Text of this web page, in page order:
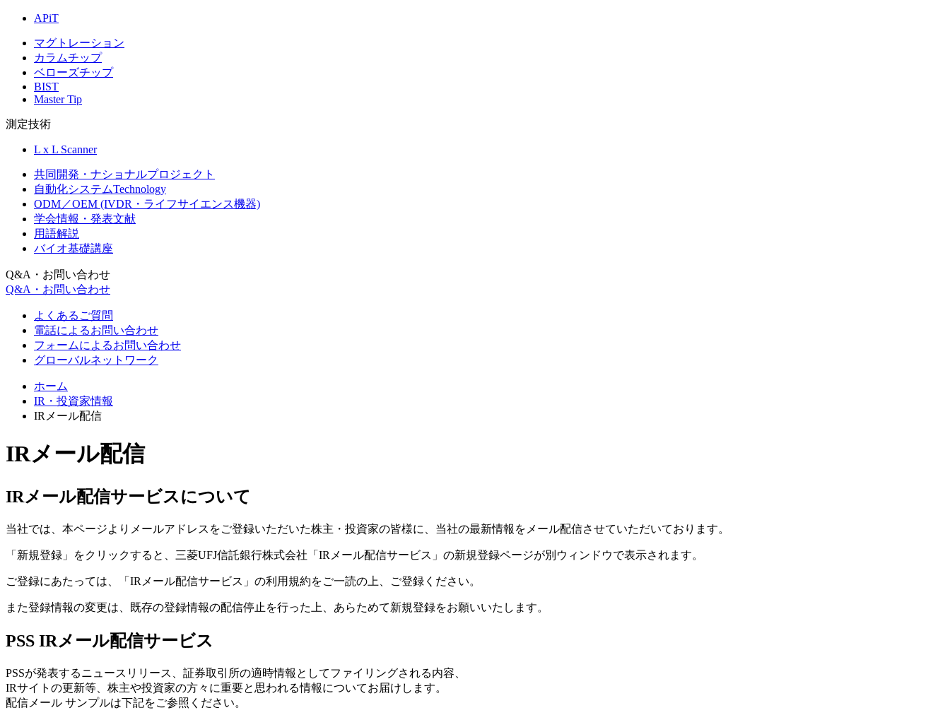
APiT
マグトレーション
カラムチップ
ベローズチップ
BIST
Master Tip
測定技術
L x L Scanner
共同開発・ナショナルプロジェクト
自動化システムTechnology
ODM／OEM (IVDR・ライフサイエンス機器)
学会情報・発表文献
用語解説
バイオ基礎講座
Q&A・お問い合わせ
Q&A・お問い合わせ
よくあるご質問
電話によるお問い合わせ
フォームによるお問い合わせ
グローバルネットワーク
ホーム
IR・投資家情報
IRメール配信
IRメール配信
IRメール配信サービスについて
当社では、本ページよりメールアドレスをご登録いただいた株主・投資家の皆様に、当社の最新情報をメール配信させていただいております。
「新規登録」をクリックすると、三菱UFJ信託銀行株式会社「IRメール配信サービス」の新規登録ページが別ウィンドウで表示されます。
ご登録にあたっては、「IRメール配信サービス」の利用規約をご一読の上、ご登録ください。
また登録情報の変更は、既存の登録情報の配信停止を行った上、あらためて新規登録をお願いいたします。
PSS IRメール配信サービス
PSSが発表するニュースリリース、証券取引所の適時情報としてファイリングされる内容、
IRサイトの更新等、株主や投資家の方々に重要と思われる情報についてお届けします。
配信メール サンプルは下記をご参照ください。